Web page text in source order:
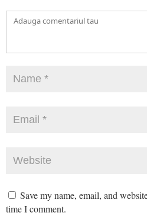
Save my name, email, and
time I comment.